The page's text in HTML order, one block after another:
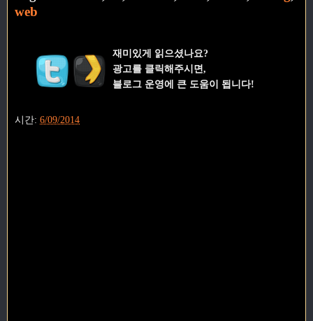
web
재미있게 읽으셨나요?
광고를 클릭해주시면,
블로그 운영에 큰 도움이 됩니다!
시간: 6/09/2014